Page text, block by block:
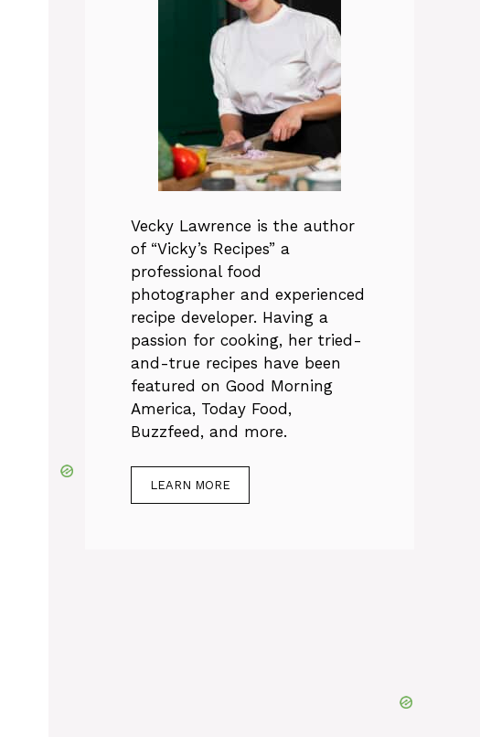
Vecky Lawrence is the author
of “Vicky’s Recipes” a
professional food
photographer and experienced
recipe developer. Having a
passion for cooking, her tried-
and-true recipes have been
featured on Good Morning
America, Today Food,
Buzzfeed, and more.
LEARN MORE